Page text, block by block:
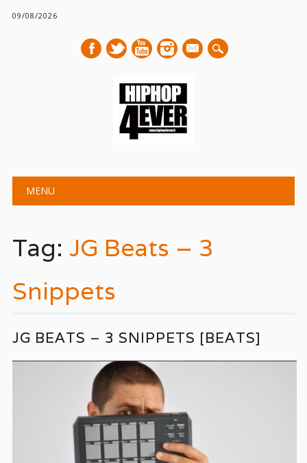
09/08/2026
mail
Main menu
MENU
Tag: JG Beats – 3
Snippets
JG BEATS – 3 SNIPPETS [BEATS]